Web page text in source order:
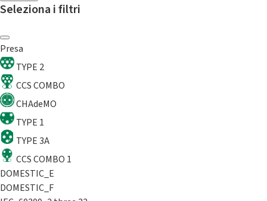
Seleziona i filtri
Presa
TYPE 2
CCS COMBO
CHAdeMO
TYPE 1
TYPE 3A
CCS COMBO 1
DOMESTIC_E
DOMESTIC_F